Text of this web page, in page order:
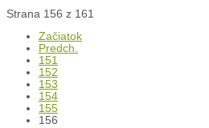
Strana 156 z 161
Začiatok
Predch.
151
152
153
154
155
156